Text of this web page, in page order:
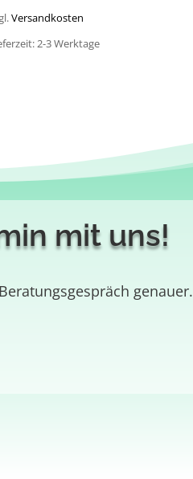
Versandkosten
2-3 Werktage
mit uns!
genauer.